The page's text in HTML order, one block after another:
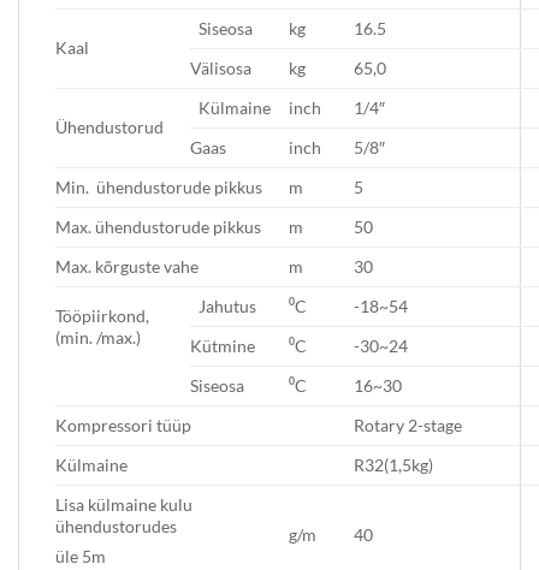
Kaal
Siseosa kg
16.5
Välisosa
kg 65,0
Ühendustorud
Külmaine inch
1/4″
Gaas
inch
5/8″
Min. ühendustorude pikkus
m
5
Max. ühendustorude pikkus
m
50
Max. kõrguste vahe
m 30
Tööpiirkond,
(min. /max.)
Jahutus ⁰C
-18~54
Kütmine
⁰C
-30~24
Siseosa
⁰C
16~30
Kompressori tüüp
Rotary 2-stage
Külmaine
R32(1,5kg)
Lisa külmaine kulu
ühendustorudes
üle 5m
g/m 40